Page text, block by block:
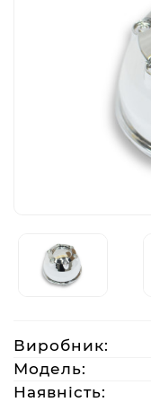
Запчастини
Харків
(063)
212
08
Виробник:
Модель:
Наявність: